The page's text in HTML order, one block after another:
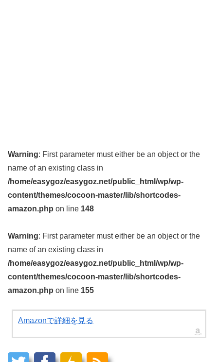
Warning: First parameter must either be an object or the
name of an existing class in
/home/easygoz/easygoz.net/public_html/wp/wp-
content/themes/cocoon-master/lib/shortcodes-
amazon.php on line 148
Warning: First parameter must either be an object or the
name of an existing class in
/home/easygoz/easygoz.net/public_html/wp/wp-
content/themes/cocoon-master/lib/shortcodes-
amazon.php on line 155
Amazonで詳細を見る